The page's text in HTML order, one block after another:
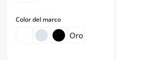
Color del marcoselect
Oro